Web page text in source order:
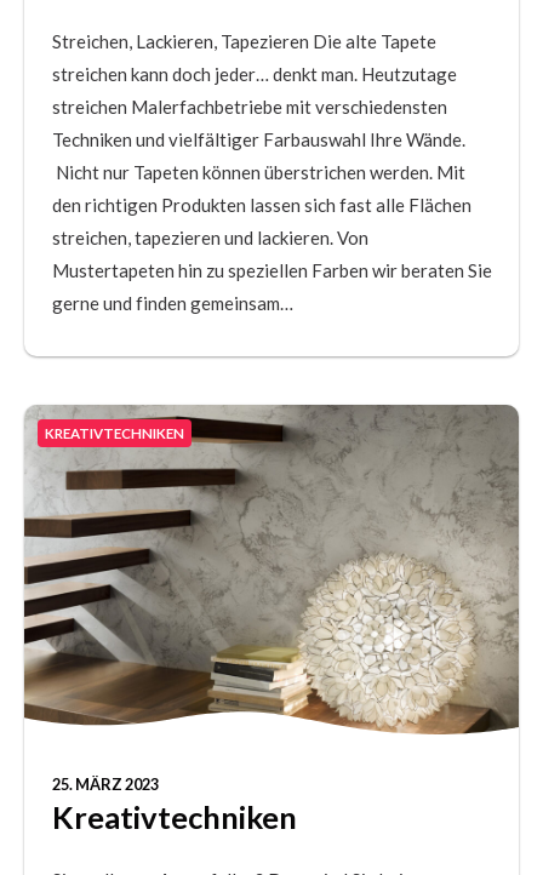
Streichen, Lackieren, Tapezieren Die alte Tapete
streichen kann doch jeder… denkt man. Heutzutage
streichen Malerfachbetriebe mit verschiedensten
Techniken und vielfältiger Farbauswahl Ihre Wände.
Nicht nur Tapeten können überstrichen werden. Mit
den richtigen Produkten lassen sich fast alle Flächen
streichen, tapezieren und lackieren. Von
Mustertapeten hin zu speziellen Farben wir beraten Sie
gerne und finden gemeinsam…
KREATIVTECHNIKEN
25. MÄRZ 2023
Kreativtechniken